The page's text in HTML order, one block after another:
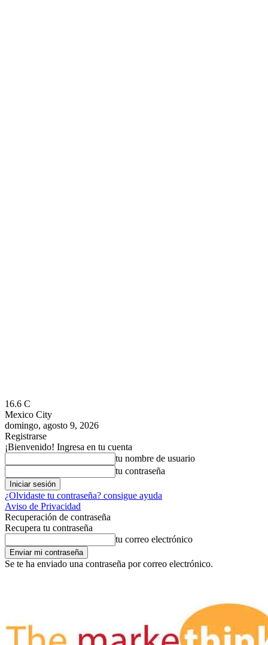
16.6 C
Mexico City
domingo, agosto 9, 2026
Registrarse
¡Bienvenido! Ingresa en tu cuenta
tu nombre de usuario
tu contraseña
¿Olvidaste tu contraseña? consigue ayuda
Aviso de Privacidad
Recuperación de contraseña
Recupera tu contraseña
tu correo electrónico
Se te ha enviado una contraseña por correo electrónico.